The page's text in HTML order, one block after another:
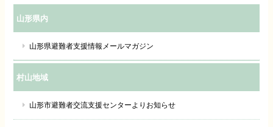
山形県内
山形県避難者支援情報メールマガジン
村山地域
山形市避難者交流支援センターよりお知らせ